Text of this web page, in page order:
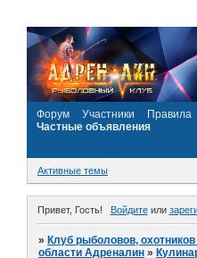
Форум Участники Правила
Частные объявления
Активные темы
Привет, Гость! Войдитеили
»Клуб рыболовов,
области Адреналин »